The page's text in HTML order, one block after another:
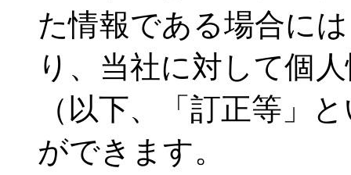
た情報である場合に
り、当社に対して個
（以下、「訂正等」
ができます。